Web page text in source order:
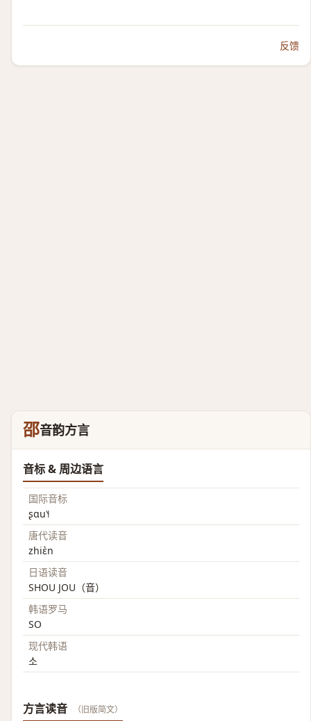
反馈
邵音韵方言
音标 & 周边语言
国际音标
ʂɑu˥˧
唐代读音
zhiɛ̀n
日语读音
SHOU JOU（音）
韩语罗马
SO
现代韩语
소
方言读音 （旧版简文）